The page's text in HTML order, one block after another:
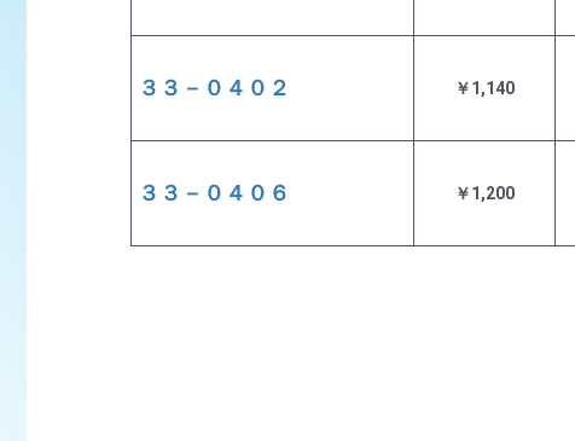
３３－０４０２ ￥1,140
３３－０４０６ ￥1,200